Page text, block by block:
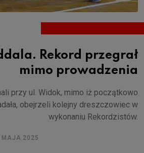
Rekord przegrał
mimo prowadzenia
przy ul. Widok, mimo iż początkowo
obejrzeli kolejny dreszczowiec w
wykonaniu Rekordzistów.
MAJA 2025